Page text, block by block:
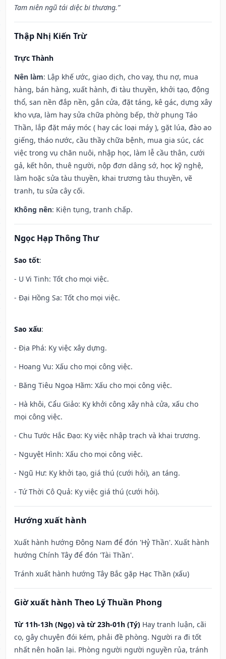
Tam niên ngũ tái diệc bi thương.”
Thập Nhị Kiến Trừ
Trực Thành
Nên làm: Lập khế ước, giao dịch, cho vay, thu nợ, mua
hàng, bán hàng, xuất hành, đi tàu thuyền, khởi tạo, động
thổ, san nền đắp nền, gắn cửa, đặt táng, kê gác, dựng xây
kho vựa, làm hay sửa chữa phòng bếp, thờ phụng Táo
Thần, lắp đặt máy móc ( hay các loại máy ), gặt lúa, đào ao
giếng, tháo nước, cầu thầy chữa bệnh, mua gia súc, các
việc trong vụ chăn nuôi, nhập học, làm lễ cầu thân, cưới
gả, kết hôn, thuê người, nộp đơn dâng sớ, học kỹ nghệ,
làm hoặc sửa tàu thuyền, khai trương tàu thuyền, vẽ
tranh, tu sửa cây cối.
Không nên: Kiện tụng, tranh chấp.
Ngọc Hạp Thông Thư
Sao tốt:
- U Vi Tinh: Tốt cho mọi việc.
- Đại Hồng Sa: Tốt cho mọi việc.
Sao xấu:
- Địa Phá: Kỵ việc xây dựng.
- Hoang Vu: Xấu cho mọi công việc.
- Băng Tiêu Ngoạ Hãm: Xấu cho mọi công việc.
- Hà khôi, Cẩu Giảo: Kỵ khởi công xây nhà cửa, xấu cho
mọi công việc.
- Chu Tước Hắc Đạo: Kỵ việc nhập trạch và khai trương.
- Nguyệt Hình: Xấu cho mọi công việc.
- Ngũ Hư: Kỵ khởi tạo, giá thú (cưới hỏi), an táng.
- Tứ Thời Cô Quả: Kỵ việc giá thú (cưới hỏi).
Hướng xuất hành
Xuất hành hướng Đông Nam để đón 'Hỷ Thần'. Xuất hành
hướng Chính Tây để đón 'Tài Thần'.
Tránh xuất hành hướng Tây Bắc gặp Hạc Thần (xấu)
Giờ xuất hành Theo Lý Thuần Phong
Từ 11h-13h (Ngọ) và từ 23h-01h (Tý) Hay tranh luận, cãi
cọ, gây chuyện đói kém, phải đề phòng. Người ra đi tốt
nhất nên hoãn lại. Phòng người người nguyền rủa, tránh